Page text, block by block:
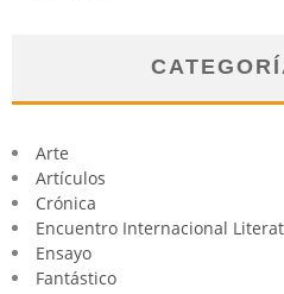
Arte
Artículos
Crónica
Encuentro Internacional
Ensayo
Fantástico